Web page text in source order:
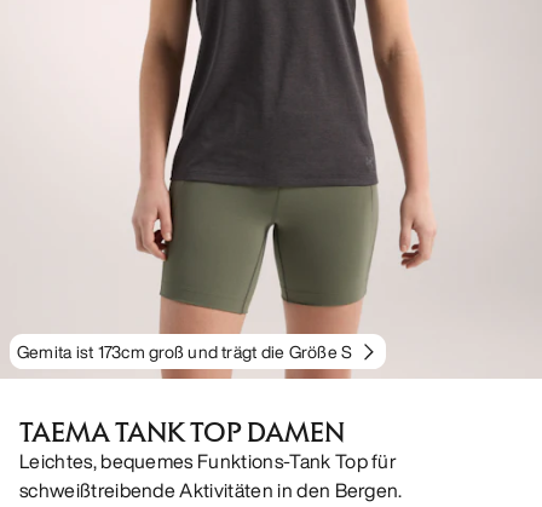
Gemita ist 173cm groß und trägt die Größe S
TAEMA TANK TOP DAMEN
Leichtes, bequemes Funktions-Tank Top für
schweißtreibende Aktivitäten in den Bergen.